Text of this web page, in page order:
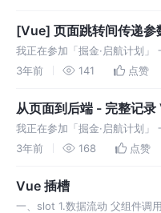
[Vue] 页面跳转间传递参
我正在参加「掘金·启航计划」
么问题？ 根据在Vue Router中
3年前 141 点赞
从页面到后端 - 完整记
我正在参加「掘金·启航计划
目中，独立完成一个“用户密码
3年前 168 点赞
Vue 插槽
一、slot 1.数据流动 父组件调